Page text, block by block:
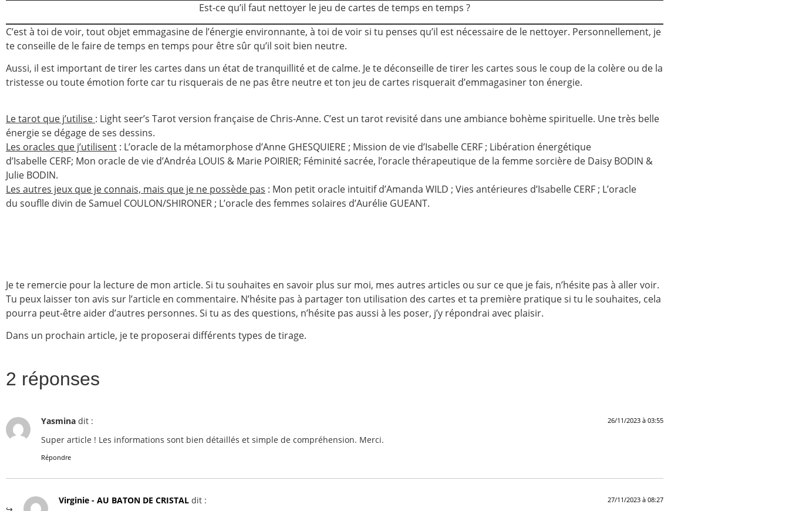
Est-ce qu’il faut nettoyer le jeu de cartes de temps en temps ?
C’est à toi de voir, tout objet emmagasine de l’énergie environnante, à toi de voir si tu penses qu’il est nécessaire de le nettoyer. Personnellement, je
te conseille de le faire de temps en temps pour être sûr qu’il soit bien neutre.
Aussi, il est important de tirer les cartes dans un état de tranquillité et de calme. Je te déconseille de tirer les cartes sous le coup de la colère ou de la
tristesse ou toute émotion forte car tu risquerais de ne pas être neutre et ton jeu de cartes risquerait d’emmagasiner ton énergie.
Le tarot que j’utilise : Light seer’s Tarot version française de Chris-Anne. C’est un tarot revisité dans une ambiance bohème spirituelle. Une très belle
énergie se dégage de ses dessins.
Les oracles que j’utilisent : L’oracle de la métamorphose d’Anne GHESQUIERE ; Mission de vie d’Isabelle CERF ; Libération énergétique
d’Isabelle CERF; Mon oracle de vie d’Andréa LOUIS & Marie POIRIER; Féminité sacrée, l’oracle thérapeutique de la femme sorcière de Daisy BODIN &
Julie BODIN.
Les autres jeux que je connais, mais que je ne possède pas : Mon petit oracle intuitif d’Amanda WILD ; Vies antérieures d’Isabelle CERF ; L’oracle
du souflle divin de Samuel COULON/SHIRONER ; L’oracle des femmes solaires d’Aurélie GUEANT.
Je te remercie pour la lecture de mon article. Si tu souhaites en savoir plus sur moi, mes autres articles ou sur ce que je fais, n’hésite pas à aller voir.
Tu peux laisser ton avis sur l’article en commentaire. N’hésite pas à partager ton utilisation des cartes et ta première pratique si tu le souhaites, cela
pourra peut-être aider d’autres personnes. Si tu as des questions, n’hésite pas aussi à les poser, j’y répondrai avec plaisir.
Dans un prochain article, je te proposerai différents types de tirage.
2 réponses
Yasmina dit : 26/11/2023 à 03:55
Super article ! Les informations sont bien détaillés et simple de compréhension. Merci.
Répondre
Virginie - AU BATON DE CRISTAL dit : 27/11/2023 à 08:27